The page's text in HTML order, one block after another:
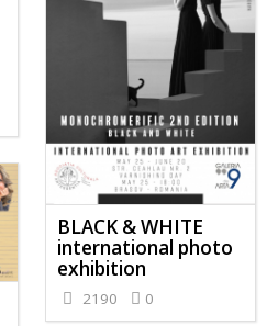
BLACK & WHITE
international photo
exhibition
2190 0